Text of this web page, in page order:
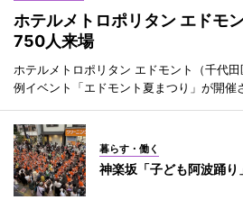
ホテルメトロポリタン エドモ
750人来場
ホテルメトロポリタン エドモント（千代
例イベント「エドモント夏まつり」が開催
暮らす・働く
神楽坂「子ども阿波踊